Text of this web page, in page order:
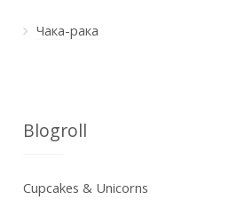
Чака-рака
Blogroll
Cupcakes & Unicorns